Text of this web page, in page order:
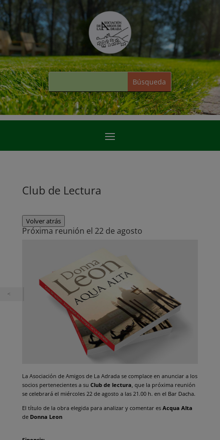
Club de Lectura
Volver atrás
Próxima reunión el 22 de agosto
La Asociación de Amigos de La Adrada se complace en anunciar a los
socios pertenecientes a su Club de lectura, que la próxima reunión
se celebrará el miércoles 22 de agosto a las 21.00 h. en el Bar Dacha.
El título de la obra elegida para analizar y comentar es Acqua Alta
de Donna Leon